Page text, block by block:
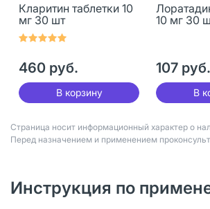
Кларитин таблетки 10
мг 30 шт
460 руб.
В корзину
10 мг 30
107 руб.
В
Страница носит информационный характер о
Перед назначением и применением
Инструкция по